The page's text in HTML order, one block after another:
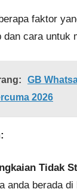
faktor
dan cara untuk
GB
2026
Tidak
anda berada